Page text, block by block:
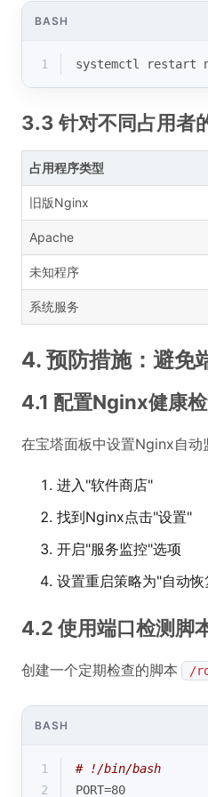
BASH
1 systemctl restart
3.3 针对不同占用者
占用程序类型
旧版Nginx
Apache
未知程序
系统服务
4. 预防措施：避免
4.1 配置Nginx健康
在宝塔面板中设置Nginx自动
进入"软件商店"
找到Nginx点击"设置"
开启"服务监控"选项
设置重启策略为"自动恢
4.2 使用端口检测脚
创建一个定期检查的脚本 /
BASH
1
# !/bin/bash
2
PORT=80